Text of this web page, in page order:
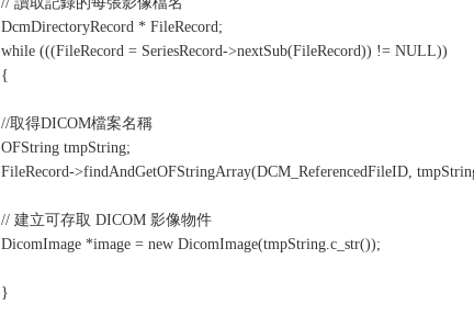
DcmDirectoryRecord * FileRecord;
while (((FileRecord = SeriesRecord->nextSub(FileRecord)) != NULL))
{
//取得DICOM檔案名稱
OFString tmpString;
FileRecord->findAndGetOFStringArray(DCM_ReferencedFileID,
// 建立可存取 DICOM 影像物件
DicomImage *image = new DicomImage(tmpString.c_str());
}